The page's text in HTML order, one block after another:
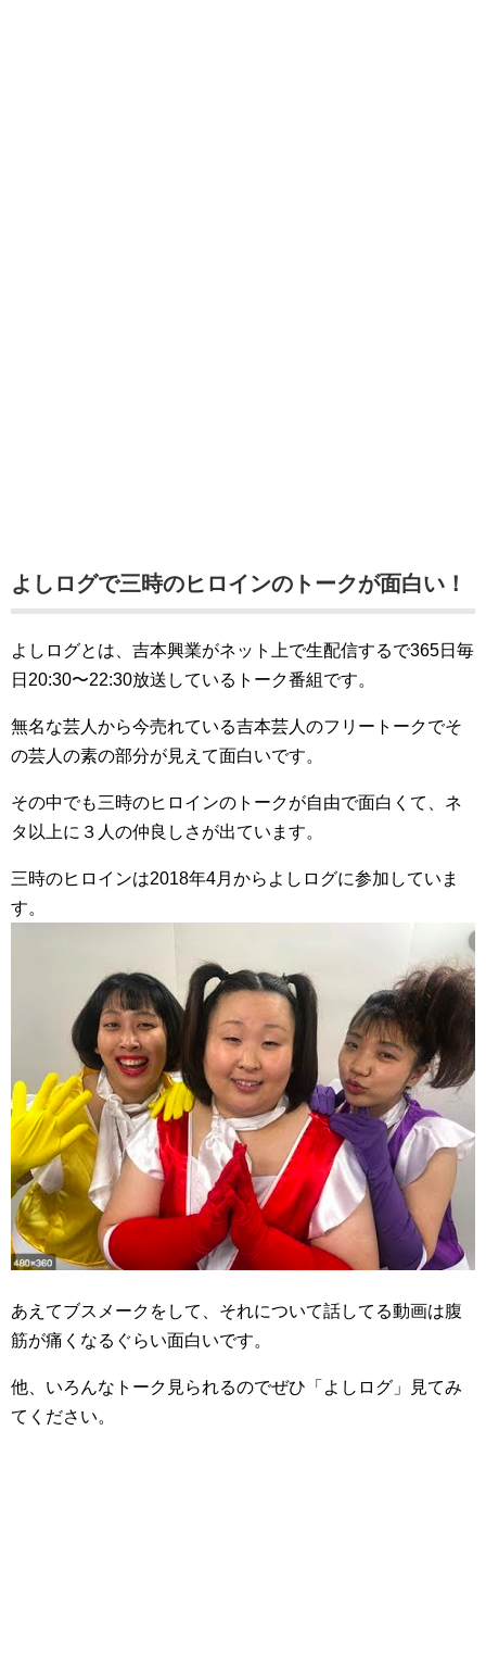
よしログで三時のヒロインのトークが面白い！
よしログとは、吉本興業がネット上で生配信するで365日毎
日20:30〜22:30放送しているトーク番組です。
無名な芸人から今売れている吉本芸人のフリートークでそ
の芸人の素の部分が見えて面白いです。
その中でも三時のヒロインのトークが自由で面白くて、ネ
タ以上に３人の仲良しさが出ています。
三時のヒロインは2018年4月からよしログに参加していま
す。
あえてブスメークをして、それについて話してる動画は腹
筋が痛くなるぐらい面白いです。
他、いろんなトーク見られるのでぜひ「よしログ」見てみ
てください。